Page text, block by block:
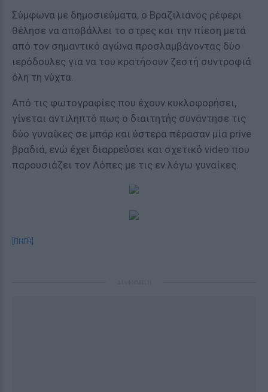
Σύμφωνα με δημοσιεύματα, ο Βραζιλιάνος ρέφερι
θέλησε να αποβάλλει το στρες και την πίεση μετά
από τον σημαντικό αγώνα προσλαμβάνοντας δύο
ιερόδουλες για να του κρατήσουν ζεστή συντροφιά
όλη τη νύχτα.
Από τις φωτογραφίες που έχουν κυκλοφορήσει,
γίνεται αντιληπτό πως ο διαιτητής συνάντησε τις
δύο γυναίκες σε μπάρ και ύστερα πέρασαν μία prive
βραδιά, ενώ έχει διαρρεύσει και σχετικό video που
παρουσιάζει τον Λόπες με τις εν λόγω γυναίκες.
[ΠΗΓΗ]